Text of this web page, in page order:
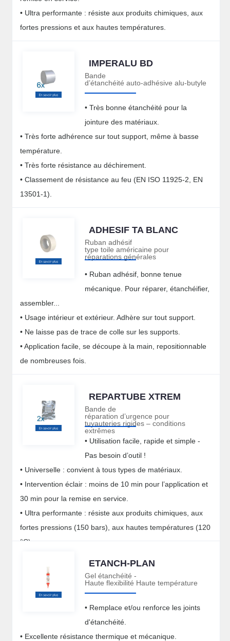
• Ultra performante : résiste aux produits chimiques, aux
fortes pressions et aux hautes températures.
IMPERALU BD
Bande
d’étanchéité auto-adhésive alu-butyle
• Très bonne étanchéité pour la
jointure des matériaux.
• Très forte adhérence sur tout support, même à basse
température.
• Très forte résistance au déchirement.
• Classement de résistance au feu (EN ISO 11925-2, EN
13501-1).
ADHESIF TA BLANC
Ruban adhésif
type toile américaine pour
réparations générales
• Ruban adhésif, bonne tenue
mécanique. Pour réparer, étanchéifier,
assembler...
• Usage intérieur et extérieur. Adhère sur tout support.
• Ne laisse pas de trace de colle sur les supports.
• Application facile, se découpe à la main, repositionnable
de nombreuses fois.
REPARTUBE XTREM
Bande de
réparation d’urgence pour
tuyauteries rigides – conditions
extrêmes
• Utilisation facile, rapide et simple -
Pas besoin d’outil !
• Universelle : convient à tous types de matériaux.
• Intervention éclair : moins de 10 min pour l’application et
30 min pour la remise en service.
• Ultra performante : résiste aux produits chimiques, aux
fortes pressions (150 bars), aux hautes températures (120
°C).
ETANCH-PLAN
Gel étanchéité -
Haute flexibilité Haute température
• Remplace et/ou renforce les joints
d'étanchéité.
• Excellente résistance thermique et mécanique.